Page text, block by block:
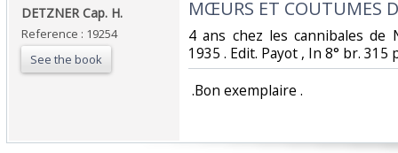
‎DETZNER Cap. H.‎
Reference : 19254
See the book
‎MŒURS ET COUTUMES
‎4 ans chez les cannibales de
1935 . Edit. Payot , In 8° br. 315
‎ .Bon exemplaire .‎